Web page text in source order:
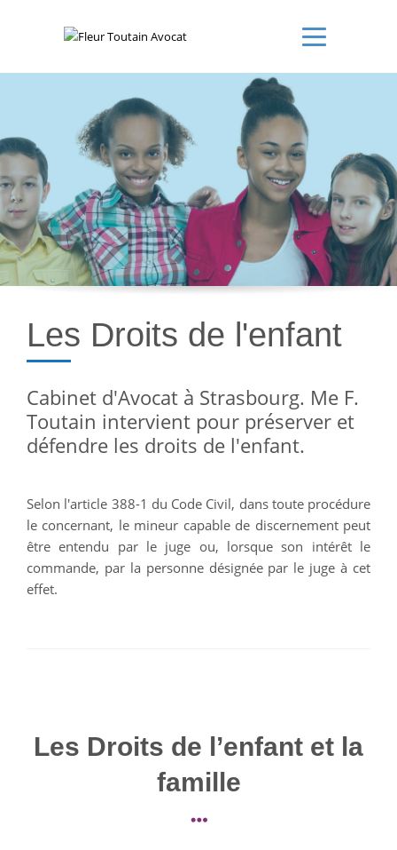
Les Droits de l'enfant
Cabinet d'Avocat à Strasbourg. Me F.
Toutain intervient pour préserver et
défendre les droits de l'enfant.
Selon l'article 388-1 du Code Civil, dans toute procédure
le concernant, le mineur capable de discernement peut
être entendu par le juge ou, lorsque son intérêt le
commande, par la personne désignée par le juge à cet
effet.
Les Droits de l’enfant et la
famille